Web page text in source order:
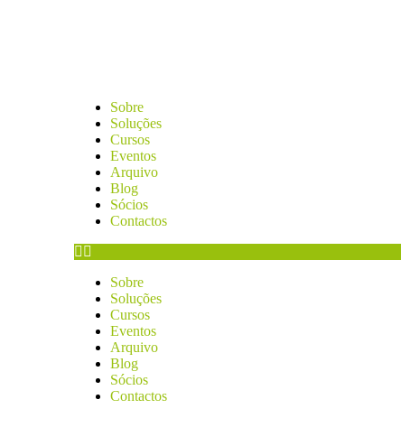
Sobre
Soluções
Cursos
Eventos
Arquivo
Blog
Sócios
Contactos
Sobre
Soluções
Cursos
Eventos
Arquivo
Blog
Sócios
Contactos